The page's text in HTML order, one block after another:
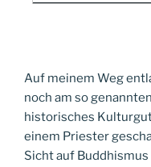
Auf meinem Weg
noch am so
historisches
einem Priester
Sicht auf